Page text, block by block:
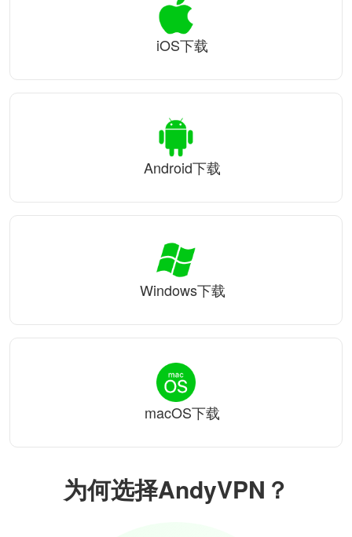
为何选择AndyVPN？
iOS下载
Android下载
Windows下载
macOS下载